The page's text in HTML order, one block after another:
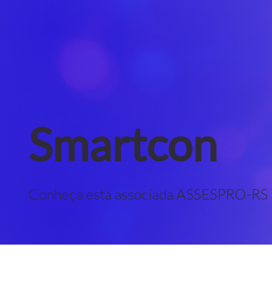
Smartcon
Conheça esta associada ASSESPRO-RS